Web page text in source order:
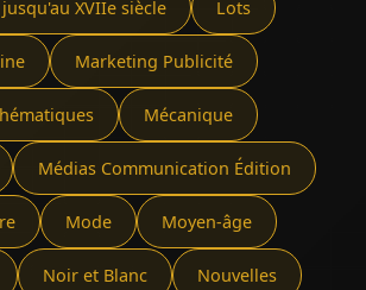
XVIIe siècle Lots
Marketing Publicité
Mécanique
Médias Communication Édition
Mode Moyen-âge
Noir et Blanc Nouvelles